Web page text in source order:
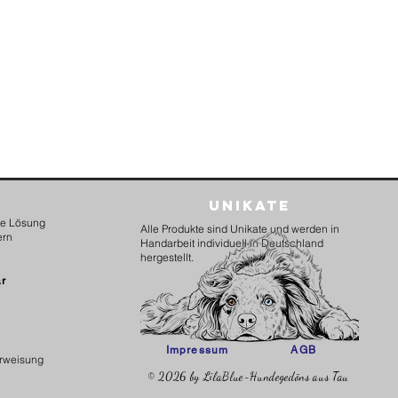
Lösung
Unikate
Alle Produkte sind Unikate und werden in
Handarbeit individuell in Deutschland
hergestellt.
Impressum AGB
© 2026 by LilaBlue-Hundegedöns aus Tau